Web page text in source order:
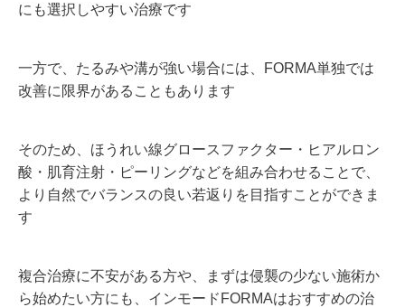
にも選択しやすい治療です
一方で、たるみや溝が強い場合には、FORMA単独では
改善に限界があることもあります
そのため、ほうれい線グロースファクター・ヒアルロン
酸・肌育注射・ピーリングなどを組み合わせることで、
より自然でバランスの良い若返りを目指すことができま
す
複合治療に不安がある方や、まずは侵襲の少ない施術か
ら始めたい方にも、インモードFORMAはおすすめの治